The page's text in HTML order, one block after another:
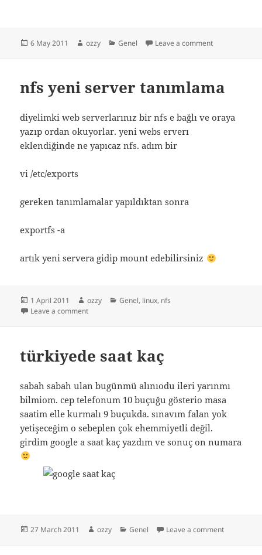
Posted
6 May 2011 Author
ozzy Categories
Genel Leave a commenton webgl
nfs yeni server tanımlama
diyelimki web serverlarınız bir nfs e bağlı ve oraya
yazıp ordan okuyorlar. yeni webs erverı
eklendiğinde ne yapıcaz nfs. adım bir
vi /etc/exports
gereken tanımlamalar yapıldıktan sonra
exportfs -a
artık yeni servera gidip mount edebilirsiniz
Posted
on
1 April 2011 Author
ozzy Categories
Genel, linux, nfs
Leave a commenton nfs yeni server tanımlama
türkiyede saat kaç
sabah sabah ulan bugünmü alınıodu ileri yarınmı
bilmiom. cep telefonum 10 buçuğu gösterio masa
saatim elle kurmalı 9 buçukda. sınavım falan yok
yetişeceğim o sebeplen çok ehemmiyetli değil.
girdim google a saat kaç yazdım ve sonuç on numara
Posted
27 March 2011 Author
ozzy Categories
Genel Leave a commenton